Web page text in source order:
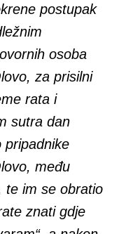
postupak
osoba
za prisilni
rata i
sutra dan
pripadnike
među
te im se obratio
znati gdje